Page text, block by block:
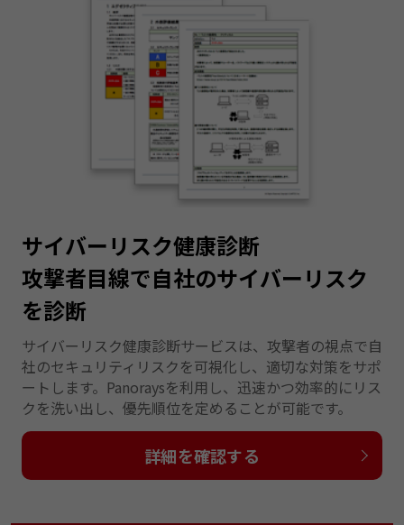
サイバーリスク健康診断
攻撃者目線で自社のサイバーリスク
を診断
サイバーリスク健康診断サービスは、攻撃者の視点で自
社のセキュリティリスクを可視化し、適切な対策をサポ
ートします。Panoraysを利用し、迅速かつ効率的にリス
クを洗い出し、優先順位を定めることが可能です。
詳細を確認する